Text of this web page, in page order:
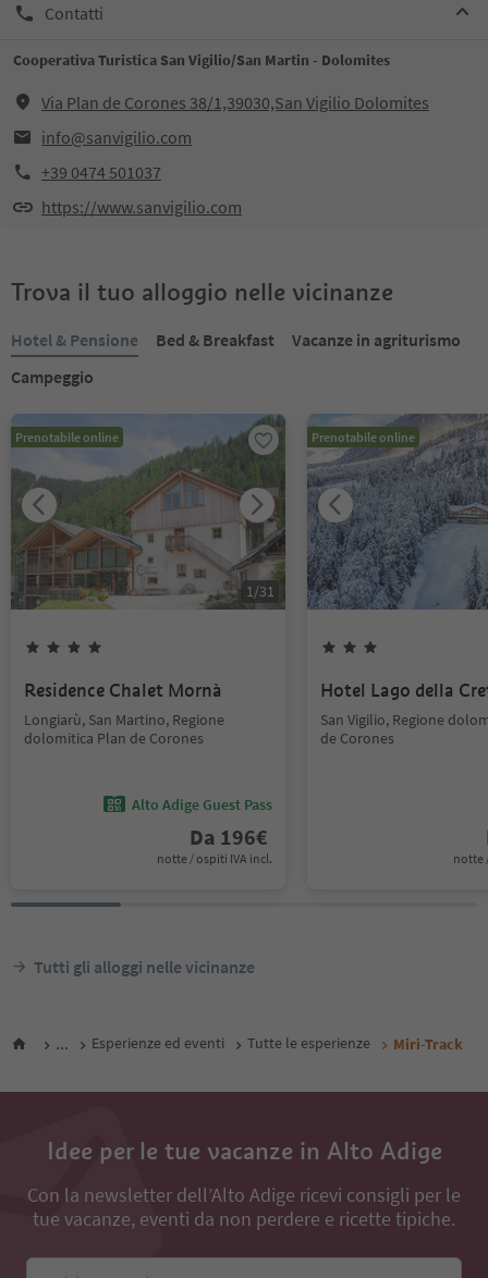
Contatti
Cooperativa Turistica San Vigilio/San Martin - Dolomites
Via Plan de Corones 38/1,39030,San Vigilio Dolomites
info@sanvigilio.com
+39 0474 501037
https://www.sanvigilio.com
Trova il tuo alloggio nelle vicinanze
Hotel & Pensione Bed & Breakfast
Vacanze in agriturismo
Campeggio
Prenotabile online
1/31
Residence Chalet Mornà
Longiarù, San Martino, Regione
dolomitica Plan de Corones
Alto Adige Guest Pass
Da 196€
notte / ospiti IVA incl.
Prenotabile online
Hotel Lago della
San Vigilio, Regione
de Corones
notte
Tutti gli alloggi nelle vicinanze
... Esperienze ed eventi Tutte le esperienze Miri-Track
Idee per le tue vacanze in Alto Adige
Con la newsletter dell’Alto Adige ricevi consigli per le
tue vacanze, eventi da non perdere e ricette tipiche.